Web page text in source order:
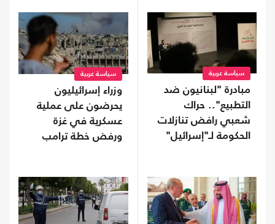
سياسة عربية
مبادرة "لبنانيون ضد
التطبيع".. حراك
شعبي رافض تنازلات
الحكومة لـ"إسرائيل"
سياسة عربية
وزراء إسرائيليون
يحرضون على عملية
عسكرية في غزة
ورفض خطة ترامب